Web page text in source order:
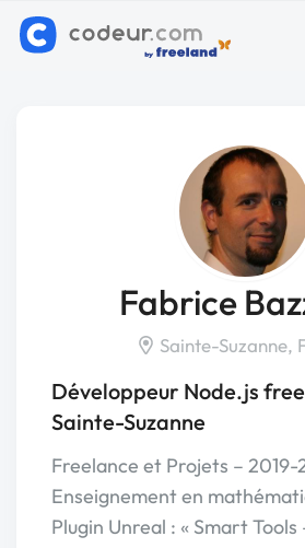
Fabrice
Sainte-Suzanne,
Développeur Node.js
Sainte-Suzanne
Freelance et Projets – 2019-
Enseignement en
Plugin Unreal : « Smart Tools